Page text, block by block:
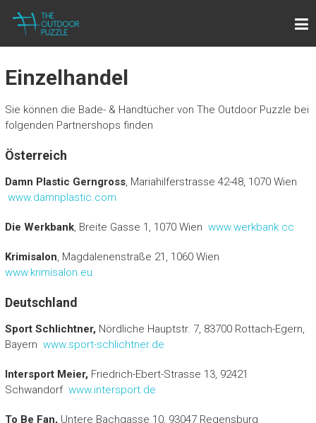
Inhalt
springen
THE OUTDOOR PUZZLE
Lightweight Towels for Outdoor People
Einzelhandel
Sie können die Bade- & Handtücher von The Outdoor Puzzle bei
folgenden Partnershops finden
Österreich
Damn Plastic Gerngross, Mariahilferstrasse 42-48, 1070 Wien
www.damnplastic.com
Die Werkbank, Breite Gasse 1, 1070 Wien www.werkbank.cc
Krimisalon, Magdalenenstraße 21, 1060 Wien
www.krimisalon.eu
Deutschland
Sport Schlichtner, Nördliche Hauptstr. 7, 83700 Rottach-Egern,
Bayern www.sport-schlichtner.de
Intersport Meier, Friedrich-Ebert-Strasse 13, 92421
Schwandorf www.intersport.de
To Be Fan, Untere Bachgasse 10, 93047 Regensburg